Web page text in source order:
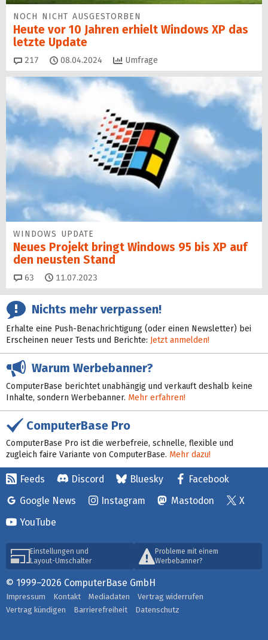
NOCH NICHT AUSGESTORBEN
Heute vor 10 Jahren erhielt Windows XP das
letzte Update
217 Kommentare
08.04.2024 Umfrage
WINDOWS UPDATE
Neues Projekt bringt Windows 95 bis XP auf
den neusten Stand
63 Kommentare
11.07.2023
Nichts mehr verpassen!
Erhalte eine Push-Benachrichtigung (oder einen Newsletter) bei
Erscheinen neuer Tests und Berichte: Jetzt anmelden!
Warum Werbebanner?
ComputerBase berichtet unabhängig und verkauft deshalb keine
Inhalte, sondern Werbebanner. Mehr erfahren!
ComputerBase Pro
ComputerBase Pro ist die werbefreie, schnelle, flexible und
zugleich faire Variante von ComputerBase. Mehr dazu!
Feeds Discord Bluesky
Facebook
Google News
Instagram Mastodon
X
YouTube
Einstellungen und
Layout-Umschalter
Probleme mit einem
Werbebanner?
© 1999–2026 ComputerBase GmbH
Impressum Kontakt Mediadaten
Vertrag widerrufen
Vertrag kündigen
Barrierefreiheit Datenschutz